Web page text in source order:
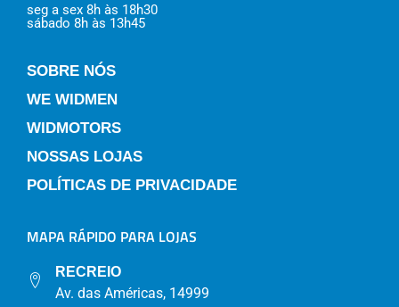
seg a sex 8h às 18h30
sábado 8h às 13h45
SOBRE NÓS
WE WIDMEN
WIDMOTORS
NOSSAS LOJAS
POLÍTICAS DE PRIVACIDADE
MAPA RÁPIDO PARA LOJAS
RECREIO
Av. das Américas, 14999